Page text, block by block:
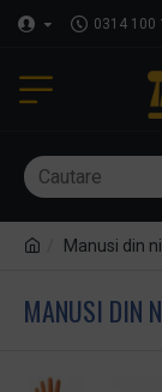
0314 100
Manusi din
MANUSI DIN